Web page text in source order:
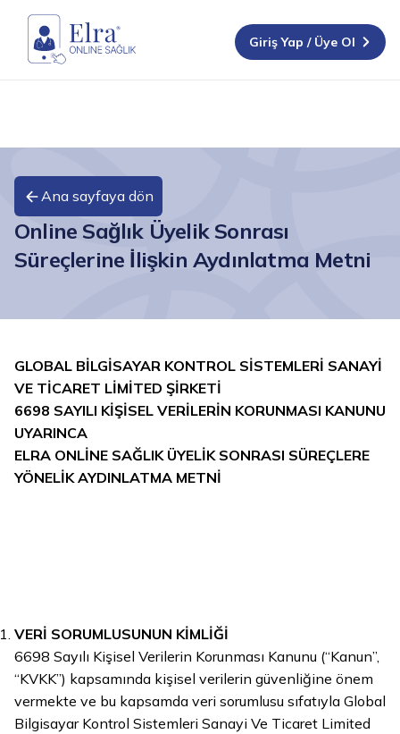
Giriş Yap / Üye Ol
Ana sayfaya dön
Online Sağlık Üyelik Sonrası
Süreçlerine İlişkin Aydınlatma Metni
GLOBAL BİLGİSAYAR KONTROL SİSTEMLERİ SANAYİ
VE TİCARET LİMİTED ŞİRKETİ
6698 SAYILI KİŞİSEL VERİLERİN KORUNMASI KANUNU
UYARINCA
ELRA ONLİNE SAĞLIK ÜYELİK SONRASI SÜREÇLERE
YÖNELİK AYDINLATMA METNİ
VERİ SORUMLUSUNUN KİMLİĞİ
6698 Sayılı Kişisel Verilerin Korunması Kanunu (“Kanun”,
“KVKK”) kapsamında kişisel verilerin güvenliğine önem
vermekte ve bu kapsamda veri sorumlusu sıfatıyla Global
Bilgisayar Kontrol Sistemleri Sanayi Ve Ticaret Limited